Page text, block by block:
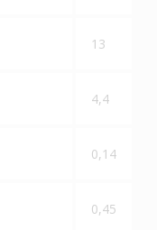
13
4,4
0,14
0,45